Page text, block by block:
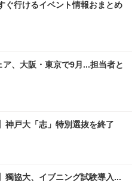
ぐ行けるイベント情報おまとめ
、大阪・東京で9月...担当者と
神戸大「志」特別選抜を終了
獨協大、イブニング試験導入...